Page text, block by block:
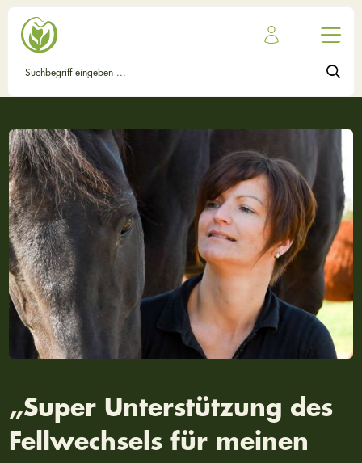
„Super Unterstützung des
Fellwechsels für meinen